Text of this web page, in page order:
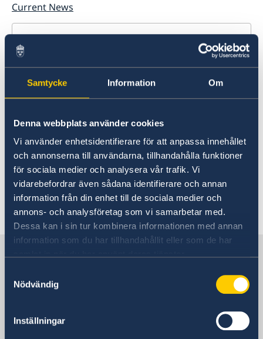
Samtycke Information Om
Denna webbplats använder cookies
Vi använder enhetsidentifierare för att anpassa innehållet
och annonserna till användarna, tillhandahålla funktioner
för sociala medier och analysera vår trafik. Vi
vidarebefordrar även sådana identifierare och annan
information från din enhet till de sociala medier och
annons- och analysföretag som vi samarbetar med.
Dessa kan i sin tur kombinera informationen med annan
information som du har tillhandahållit eller som de har
Nödvändig
Inställningar
Current News
Liberia, Monrovia
Contact
About us
Ambassador
Facts on Liberia
Sweden’s Development Cooperation
Sweden supports respect for SRHR in Liberia
Non-Acceptance of Corruption
Doing business in Liberia
Travelling to Sweden
Current
Current News
Embassy closed
Embassy closed
The Embassy is closed on Friday 12
April 2024 due to Liberian public
holiday.
Sweden in Liberia, Monrovia
Embassy
Visiting address